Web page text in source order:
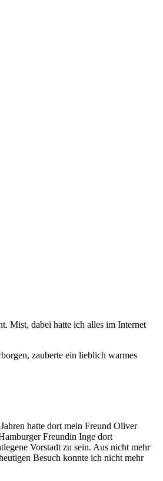
Mist, dabei hatte ich alles im Internet
zauberte ein lieblich warmes
hatte dort mein Freund Oliver
Freundin Inge dort
Vorstadt zu sein. Aus nicht mehr
Besuch konnte ich nicht mehr